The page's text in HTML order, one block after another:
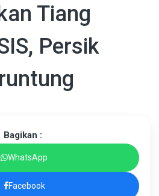
Tiang
Persik
Bagikan :
WhatsApp
Facebook